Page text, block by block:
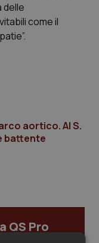
delle
come il
aortico. Al S.
battente
QS Pro